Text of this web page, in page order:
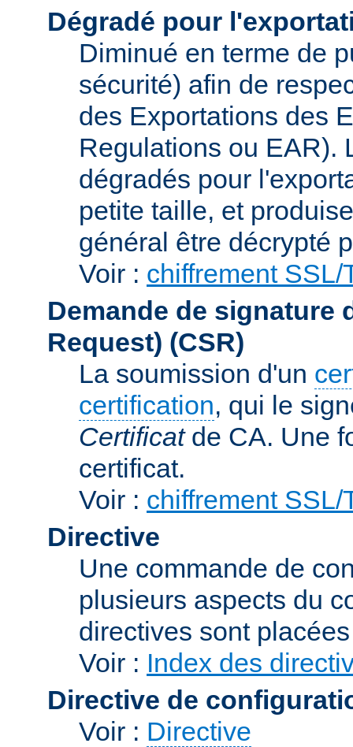
Dégradé pour
Diminué en terme de
sécurité) afin de
des Exportations des
Regulations ou EAR).
dégradés pour
petite taille, et
général être décrypté
Voir : chiffrement SSL/
Demande de signature
Request) (CSR)
La soumission d'un
certification, qui le
Certificatde CA. Une
certificat.
Voir : chiffrement SSL/
Directive
Une commande de
plusieurs aspects du
directives sont
Voir : Index des
Directive de
Voir : Directive